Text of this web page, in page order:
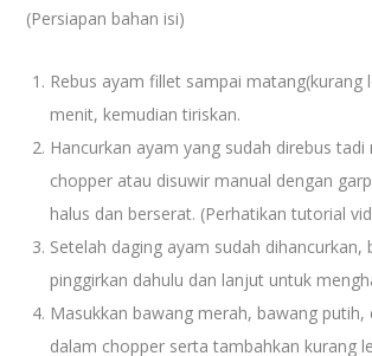
(Persiapan bahan isi)
Rebus ayam fillet sampai matang(kurang
menit, kemudian tiriskan.
Hancurkan ayam yang sudah direbus tadi
chopper atau disuwir manual dengan
halus dan berserat. (Perhatikan tutorial
Setelah daging ayam sudah dihancurkan,
pinggirkan dahulu dan lanjut untuk
Masukkan bawang merah, bawang putih,
dalam chopper serta tambahkan kurang